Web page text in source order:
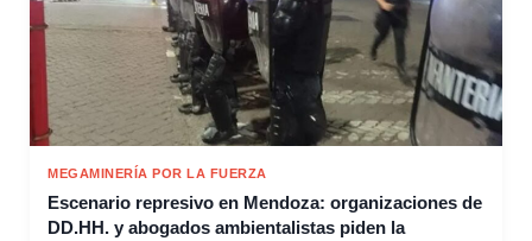
MEGAMINERÍA POR LA FUERZA
Escenario represivo en Mendoza: organizaciones de
DD.HH. y abogados ambientalistas piden la